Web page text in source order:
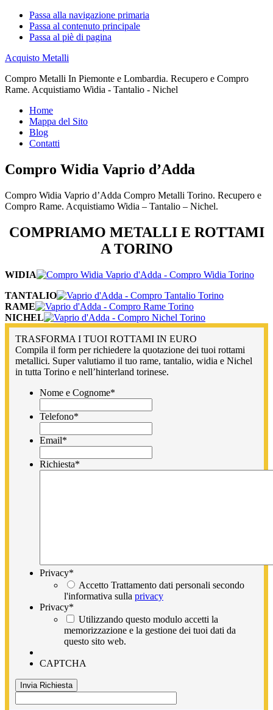
Passa alla navigazione primaria
Passa al contenuto principale
Passa al piè di pagina
Acquisto Metalli
Compro Metalli In Piemonte e Lombardia. Recupero e Compro
Rame. Acquistiamo Widia - Tantalio - Nichel
Home
Mappa del Sito
Blog
Contatti
Compro Widia Vaprio d’Adda
Compro Widia Vaprio d’Adda Compro Metalli Torino. Recupero e
Compro Rame. Acquistiamo Widia – Tantalio – Nichel.
COMPRIAMO METALLI E ROTTAMI
A TORINO
WIDIA
TANTALIO
RAME
NICHEL
TRASFORMA I TUOI ROTTAMI IN EURO
Compila il form per richiedere la quotazione dei tuoi rottami
metallici. Super valutiamo il tuo rame, tantalio, widia e Nichel
in tutta Torino e nell’hinterland torinese.
Nome e Cognome*
Telefono*
Email*
Richiesta*
Privacy*
Accetto Trattamento dati personali secondo
l'informativa sulla privacy
Privacy*
Utilizzando questo modulo accetti la
memorizzazione e la gestione dei tuoi dati da
questo sito web.
CAPTCHA